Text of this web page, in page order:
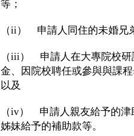
等；
（ii） 申請人同住的未婚兄
（iii） 申請人在大專院校
金、因院校聘任或參與與課
以及
（iv） 申請人親友給予的
姊妹給予的補助款等。